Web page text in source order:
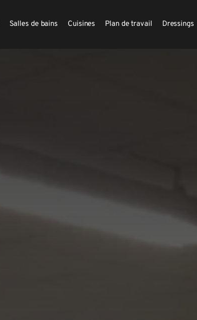
Salles de bains Cuisines Plan de travail Dressings